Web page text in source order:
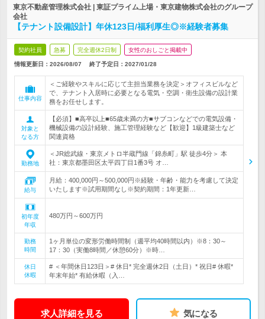
東京不動産管理株式会社 | 東証プライム上場・東京建物株式会社のグループ
会社
【テナント設備設計】年休123日/福利厚生◎※経験者募集
契約社員 急募 完全週休2日制 女性のおしごと掲載中
情報更新日：2026/08/07 終了予定日： 2027/01/28
仕事内容
＜ご経験やスキルに応じて主担当業務を決定＞オフィスビルなど
で、テナント入居時に必要となる電気・空調・衛生設備の設計業
務をお任せします。
対象と
なる方
【必須】■高卒以上■65歳未満の方■サブコンなどでの電気設備・
機械設備の設計経験、施工管理経験など【歓迎】1級建築士など
関連資格
勤務地
＜JR総武線・東京メトロ半蔵門線「錦糸町」駅 徒歩4分＞ 本
社：東京都墨田区太平四丁目1番3号 オ…
給与
月給：400,000円～500,000円※経験・年齢・能力を考慮して決定
いたします※試用期間なし※契約期間：1年更新…
初年度
年収
480万円～600万円
勤務
時間
1ヶ月単位の変形労働時間制（週平均40時間以内）※8：30～
17：30（実働8時間／休憩60分）※時…
休日
休暇
# ＜年間休日123日＞# 休日* 完全週休2日（土日）* 祝日# 休暇*
年末年始* 有給休暇（入…
求人詳細を見る 気になる